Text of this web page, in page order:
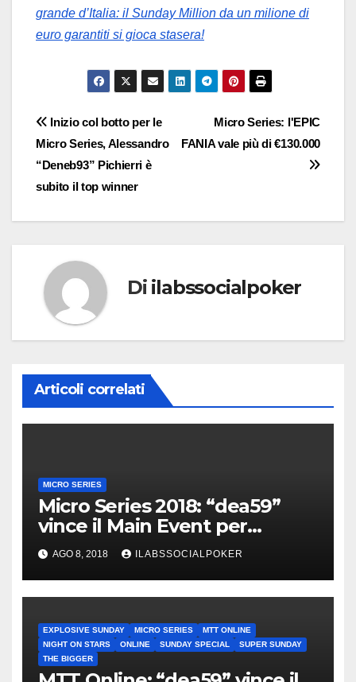
grande d’Italia: il Sunday Million da un milione di
euro garantiti si gioca stasera!
Navigazione
articoli
Micro Series: l'EPIC
FANIA vale più di €130.000
Inizio col botto per le
Micro Series, Alessandro
“Deneb93” Pichierri è
subito il top winner
Di ilabssocialpoker
Articoli correlati
MICRO SERIES
Micro Series 2018: “dea59”
vince il Main Event per
€20.364. I numeri finali della
Serie
AGO 8, 2018 ILABSSOCIALPOKER
EXPLOSIVE SUNDAY MICRO SERIES
MTT ONLINE
NIGHT ON STARS
ONLINE SUNDAY SPECIAL
SUPER SUNDAY
THE BIGGER